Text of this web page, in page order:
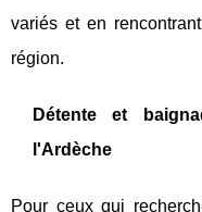
variés et en
région.
Détente et
l'Ardèche
Pour ceux qui